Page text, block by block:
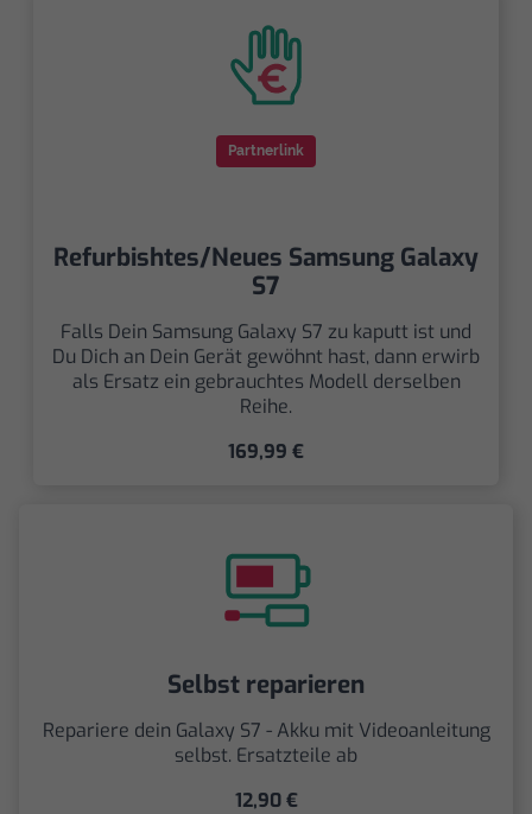
Partnerlink
Refurbishtes/Neues Samsung Galaxy
S7
Falls Dein Samsung Galaxy S7 zu kaputt ist und
Du Dich an Dein Gerät gewöhnt hast, dann erwirb
als Ersatz ein gebrauchtes Modell derselben
Reihe.
169,99 €
Selbst reparieren
Repariere dein Galaxy S7 - Akku mit Videoanleitung
selbst. Ersatzteile ab
12,90 €